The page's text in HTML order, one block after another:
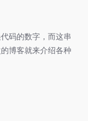
码的数字，而这串
博客就来介绍各种